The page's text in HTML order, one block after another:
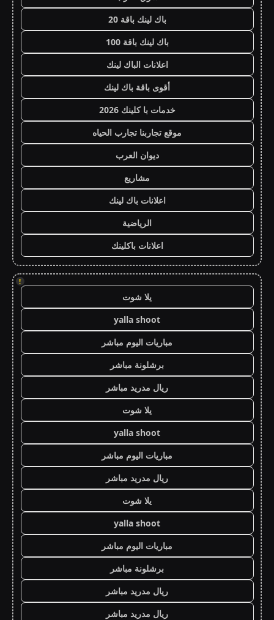
باك لينك باقة 20
باك لينك باقة 100
اعلانات الباك لينك
أقوى باقة باك لينك
خدمات با كلينك 2026
موقع تجاربنا تجارب الحياه
ديوان العرب
مشاريع
اعلانات باك لينك
الرياضية
اعلانات باكلينك
!
يلا شوت
yalla shoot
مباريات اليوم مباشر
برشلونة مباشر
ريال مدريد مباشر
يلا شوت
yalla shoot
مباريات اليوم مباشر
ريال مدريد مباشر
يلا شوت
yalla shoot
مباريات اليوم مباشر
برشلونة مباشر
ريال مدريد مباشر
ريال مدريد مباشر